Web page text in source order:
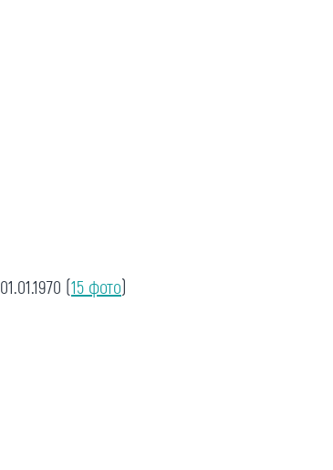
01.01.1970 (15 фото)